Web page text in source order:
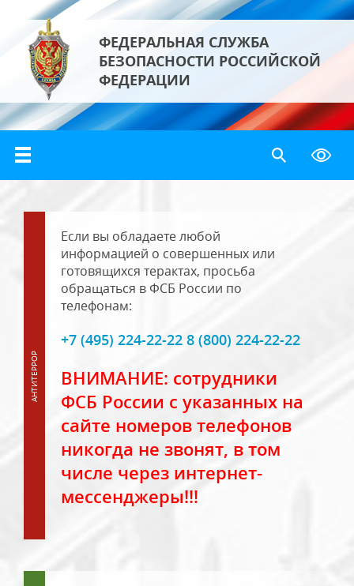
ФЕДЕРАЛЬНАЯ СЛУЖБА
БЕЗОПАСНОСТИ РОССИЙСКОЙ
ФЕДЕРАЦИИ
Если вы обладаете любой
информацией о совершенных или
готовящихся терактах, просьба
обращаться в ФСБ России по
телефонам:
+7 (495) 224-22-22 8 (800) 224-22-22
ВНИМАНИЕ: сотрудники
ФСБ России с указанных на
сайте номеров телефонов
никогда не звонят, в том
числе через интернет-
мессенджеры!!!